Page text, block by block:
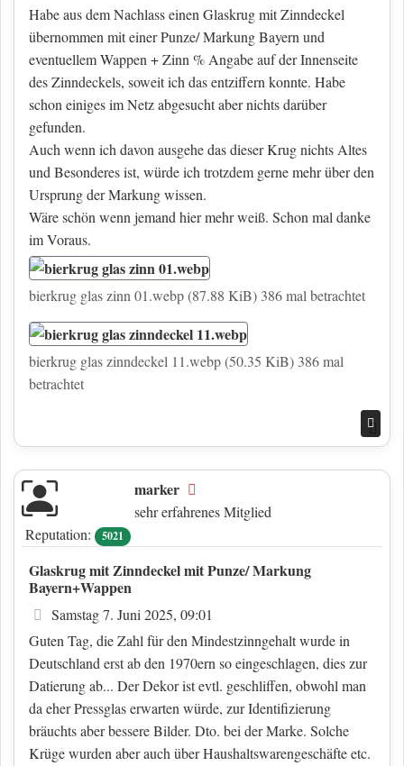
Habe aus dem Nachlass einen Glaskrug mit Zinndeckel
übernommen mit einer Punze/ Markung Bayern und
eventuellem Wappen + Zinn % Angabe auf der Innenseite
des Zinndeckels, soweit ich das entziffern konnte. Habe
schon einiges im Netz abgesucht aber nichts darüber
gefunden.
Auch wenn ich davon ausgehe das dieser Krug nichts Altes
und Besonderes ist, würde ich trotzdem gerne mehr über den
Ursprung der Markung wissen.
Wäre schön wenn jemand hier mehr weiß. Schon mal danke
im Voraus.
bierkrug glas zinn 01.webp (87.88 KiB) 386 mal betrachtet
bierkrug glas zinndeckel 11.webp (50.35 KiB) 386 mal
betrachtet
marker
sehr erfahrenes Mitglied
Reputation:
5021
Glaskrug mit Zinndeckel mit Punze/ Markung
Bayern+Wappen
Beitrag
Samstag 7. Juni 2025, 09:01
Guten Tag, die Zahl für den Mindestzinngehalt wurde in
Deutschland erst ab den 1970ern so eingeschlagen, dies zur
Datierung ab... Der Dekor ist evtl. geschliffen, obwohl man
da eher Pressglas erwarten würde, zur Identifizierung
bräuchts aber bessere Bilder. Dto. bei der Marke. Solche
Krüge wurden aber auch über Haushaltswarengeschäfte etc.